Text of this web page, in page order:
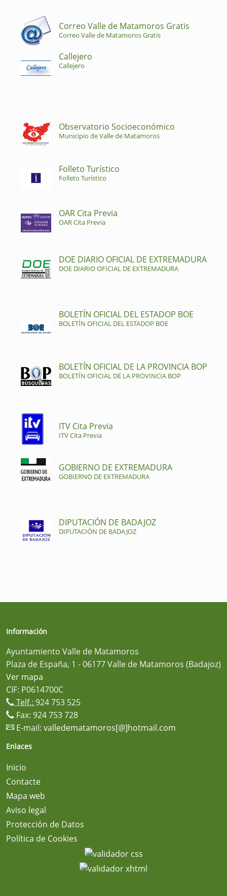
Correo Valle de Matamoros Gratis
Correo Valle de Matamoros Gratis
Callejero
Callejero
Observatorio Socioeconómico
Municipio de Valle de Matamoros
Folleto Turístico
Folleto Turístico
OAR Cita Previa
OAR Cita Previa
DOE DIARIO OFICIAL DE EXTREMADURA
DOE DIARIO OFICIAL DE EXTREMADURA
BOLETÍN OFICIAL DEL ESTADOP BOE
BOLETÍN OFICIAL DEL ESTADOP BOE
BOLETÍN OFICIAL DE LA PROVINCIA BOP
BOLETÍN OFICIAL DE LA PROVINCIA BOP
ITV Cita Previa
ITV Cita Previa
GOBIERNO DE EXTREMADURA
GOBIERNO DE EXTREMADURA
DIPUTACIÓN DE BADAJOZ
DIPUTACIÓN DE BADAJOZ
Información
Ayuntamiento Valle de Matamoros
Plaza de España, 1 - 06177 Valle de Matamoros (Badajoz)
Ver mapa
CIF: P0614700C
Telf.: 924 753 525
Fax: 924 753 728
E-mail: valledematamoros[@]hotmail.com
Enlaces
Inicio
Contacte
Mapa web
Aviso legal
Protección de Datos
Política de Cookies